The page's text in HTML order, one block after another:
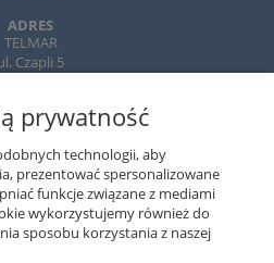
ADRES
TELMAR
Czapli 5
TELEFON
643 89 89
EMAIL
prywatność
technologii, aby
prezentować spersonalizowane
funkcje związane z mediami
wykorzystujemy również do
sposobu korzystania z naszej